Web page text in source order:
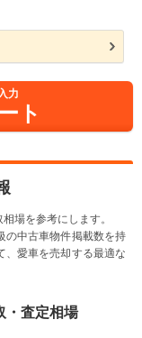
力
ト
場を参考にします。
の中古車物件掲載数を持
、愛車を売却する最適な
・査定相場